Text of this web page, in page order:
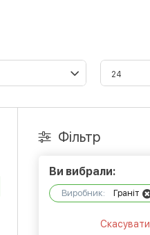
Фільтр
Ви вибрали:
Виробник: Граніт
Скасувати